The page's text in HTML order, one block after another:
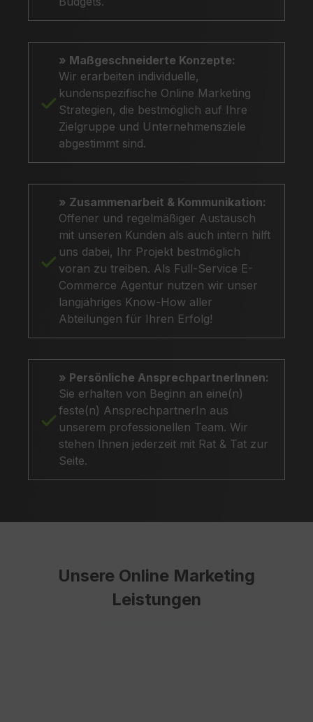
» Maßgeschneiderte Konzepte:
Wir erarbeiten individuelle,
kundenspezifische Online Marketing
Strategien, die bestmöglich auf Ihre
Zielgruppe und Unternehmensziele
abgestimmt sind.
» Zusammenarbeit & Kommunikation:
Offener und regelmäßiger Austausch
mit unseren Kunden als auch intern hilft
uns dabei, Ihr Projekt bestmöglich
voran zu treiben. Als Full-Service E-
Commerce Agentur nutzen wir unser
langjähriges Know-How aller
Abteilungen für Ihren Erfolg!
» Persönliche AnsprechpartnerInnen:
Sie erhalten von Beginn an eine(n)
feste(n) AnsprechpartnerIn aus
unserem professionellen Team. Wir
stehen Ihnen jederzeit mit Rat & Tat zur
Seite.
Unsere Online Marketing
Leistungen